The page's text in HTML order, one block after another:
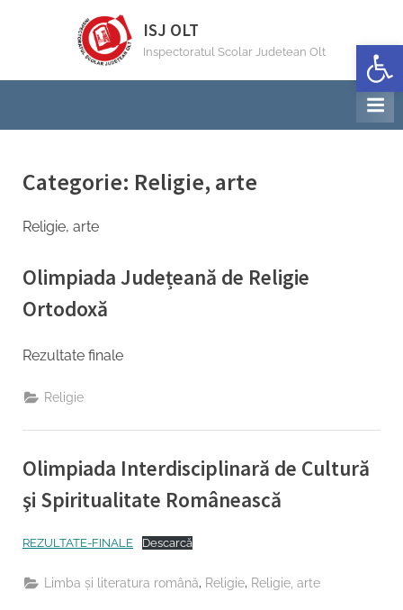
ISJ OLT
Inspectoratul Scolar Judetean Olt
Categorie: Religie, arte
Religie, arte
Olimpiada Județeană de Religie
Ortodoxă
on
Rezultate finale
Religie
Olimpiada Interdisciplinară de Cultură
şi Spiritualitate Românească
22/04/2024
Management institutional Inspector
REZULTATE-FINALE Descarcă
Limba şi literatura română Religie Religie, arte